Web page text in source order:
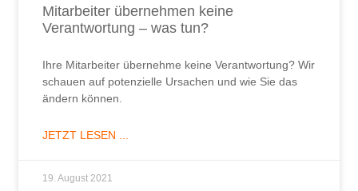
Mitarbeiter übernehmen keine
Verantwortung – was tun?
Ihre Mitarbeiter übernehme keine Verantwortung? Wir
schauen auf potenzielle Ursachen und wie Sie das
ändern können.
JETZT LESEN ...
19. August 2021